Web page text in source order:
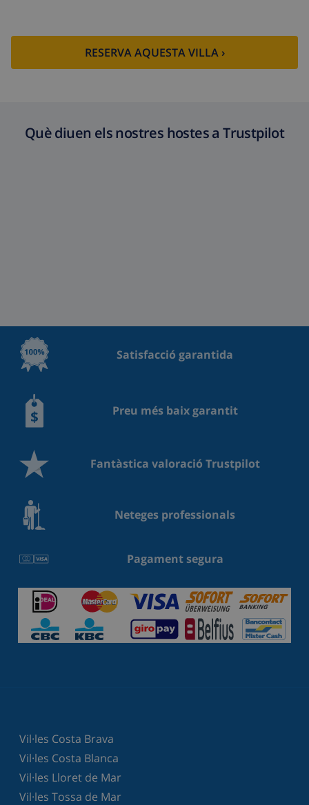
l’arribada
RESERVA AQUESTA VILLA ›
Què diuen els nostres hostes a Trustpilot
Satisfacció garantida
Preu més baix garantit
Fantàstica valoració Trustpilot
Neteges professionals
Pagament segura
Vil·les Costa Brava
Vil·les Costa Blanca
Vil·les Lloret de Mar
Vil·les Tossa de Mar